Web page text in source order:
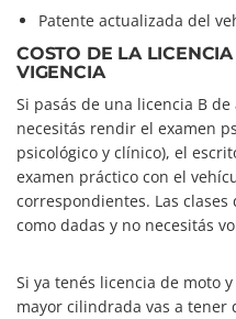
Patente actualizada del
COSTO DE LA
VIGENCIA
Si pasás de una licencia B
necesitás rendir el examen
psicológico y clínico), el
examen práctico con el
correspondientes. Las
como dadas y no necesitás
Si ya tenés licencia de moto
mayor cilindrada vas a